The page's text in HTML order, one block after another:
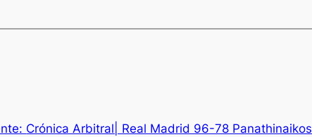
Crónica Arbitral| Real Madrid 96-78 Panathinaikos